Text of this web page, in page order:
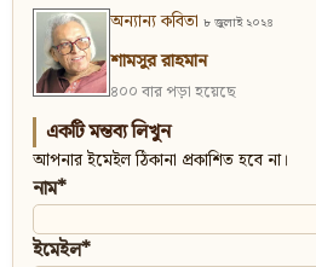
অন্যান্য কবিতা ৮ জুলাই ২০২৪
শামসুর রাহমান
৪০০ বার পড়া হয়েছে
একটি মন্তব্য লিখুন
আপনার ইমেইল ঠিকানা প্রকাশিত হবে না।
নাম*
ইমেইল*